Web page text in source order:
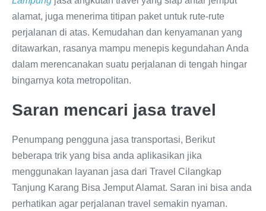
alamat, juga menerima titipan paket untuk rute-rute
perjalanan di atas. Kemudahan dan kenyamanan yang
ditawarkan, rasanya mampu menepis kegundahan Anda
dalam merencanakan suatu perjalanan di tengah hingar
bingarnya kota metropolitan.
Saran mencari jasa travel
Penumpang pengguna jasa transportasi, Berikut
beberapa trik yang bisa anda aplikasikan jika
menggunakan layanan jasa dari Travel Cilangkap
Tanjung Karang Bisa Jemput Alamat. Saran ini bisa anda
perhatikan agar perjalanan travel semakin nyaman.